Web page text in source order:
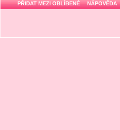
PŘIDAT MEZI OBLÍBENÉ NÁPOVĚDA